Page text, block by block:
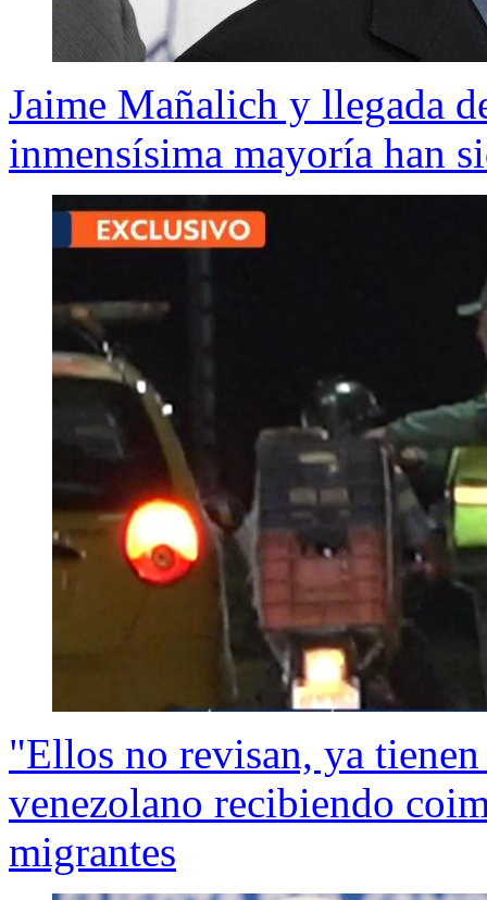
Jaime Mañalich y llegada
inmensísima mayoría han
"Ellos no revisan, ya
venezolano recibiendo
migrantes